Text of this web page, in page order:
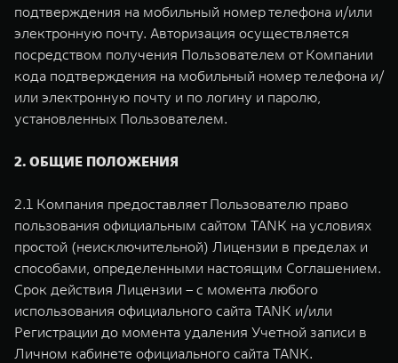
подтверждения на мобильный номер телефона и/или
электронную почту. Авторизация осуществляется
посредством получения Пользователем от Компании
кода подтверждения на мобильный номер телефона и/
или электронную почту и по логину и паролю,
установленных Пользователем.
2. ОБЩИЕ ПОЛОЖЕНИЯ
2.1 Компания предоставляет Пользователю право
пользования официальным сайтом TANK на условиях
простой (неисключительной) Лицензии в пределах и
способами, определенными настоящим Соглашением.
Срок действия Лицензии – с момента любого
использования официального сайта TANK и/или
Регистрации до момента удаления Учетной записи в
Личном кабинете официального сайта TANK.